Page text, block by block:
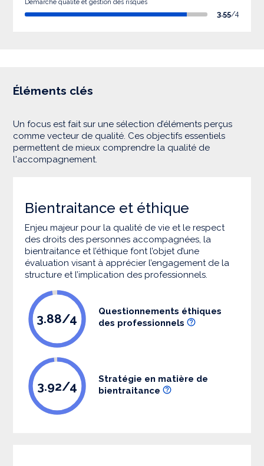
Démarche qualité et gestion des risques
3.55/4
Éléments clés
Un focus est fait sur une sélection d’éléments perçus
comme vecteur de qualité. Ces objectifs essentiels
permettent de mieux comprendre la qualité de
l'accompagnement.
Bientraitance et éthique
Enjeu majeur pour la qualité de vie et le respect
des droits des personnes accompagnées, la
bientraitance et l’éthique font l’objet d’une
évaluation visant à apprécier l’engagement de la
structure et l’implication des professionnels.
3.88/4
Questionnements éthiques
des professionnels
3.92/4
Stratégie en matière de
bientraitance